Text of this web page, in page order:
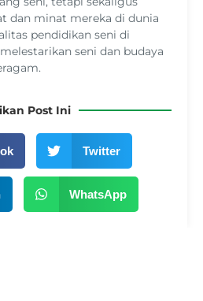
dan minat mereka di dunia
pendidikan seni di
seni dan budaya
Post Ini
Twitter
WhatsApp